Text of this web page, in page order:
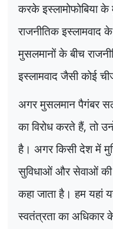
करके इस्लामोफोबिया
राजनीतिक इस्लामवाद
मुसलमानों के बीच
इस्लामवाद जैसी कोई
अगर मुसलमान पैगंबर
का विरोध करते हैं,तो
है। अगर किसी देश में
सुविधाओं और सेवाओं
कहा जाता है। हम यहां
स्वतंत्रता का अधिकार